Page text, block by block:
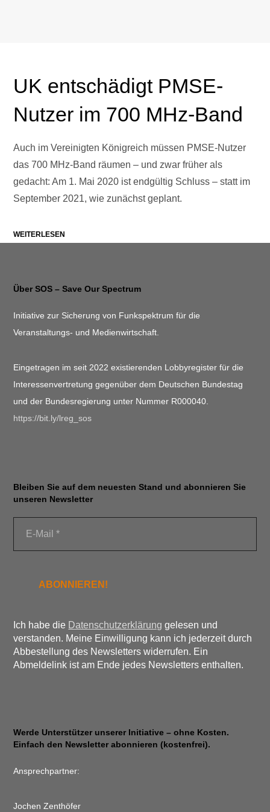
UK entschädigt PMSE-
Nutzer im 700 MHz-Band
Auch im Vereinigten Königreich müssen PMSE-Nutzer
das 700 MHz-Band räumen – und zwar früher als
gedacht: Am 1. Mai 2020 ist endgültig Schluss – statt im
September 2021, wie zunächst geplant.
WEITERLESEN
Über SOS – Save Our Spectrum
Initiative zur Sicherung von Funkspektrum für die
Veranstaltungs- und Medienwirtschaft.
Eingetragen im seit 2022 existierenden Lobbyregister für die
Interessenvertretung gegenüber dem Deutschen Bundestag
und der Bundesregierung unter Nummer R000040.
https://bit.ly/lreg_sos
Bleiben Sie auf dem neuesten Stand und abonnieren Sie
unseren Newsletter
Ich habe die Datenschutzerklärung gelesen und
verstanden. Meine Einwilligung kann ich jederzeit durch
Abbestellung des Newsletters widerrufen. Ein
Abmeldelink ist am Ende jedes Newsletters enthalten.
Werde Unterstützer unserer Initiative – ohne Kosten.
Einfach den Newsletter abonnieren (kostenfrei).
Ansprechpartner:
Jochen Zenthöfer